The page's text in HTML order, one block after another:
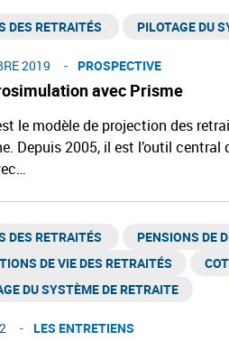
avec Prisme
DES RETRAITÉS PILOTAGE DU
2019 PROSPECTIVE
le modèle de projection des
Depuis 2005, il est l’outil
DES RETRAITÉS PENSIONS DE
DE VIE DES RETRAITÉS
DU SYSTÈME DE RETRAITE
LES ENTRETIENS